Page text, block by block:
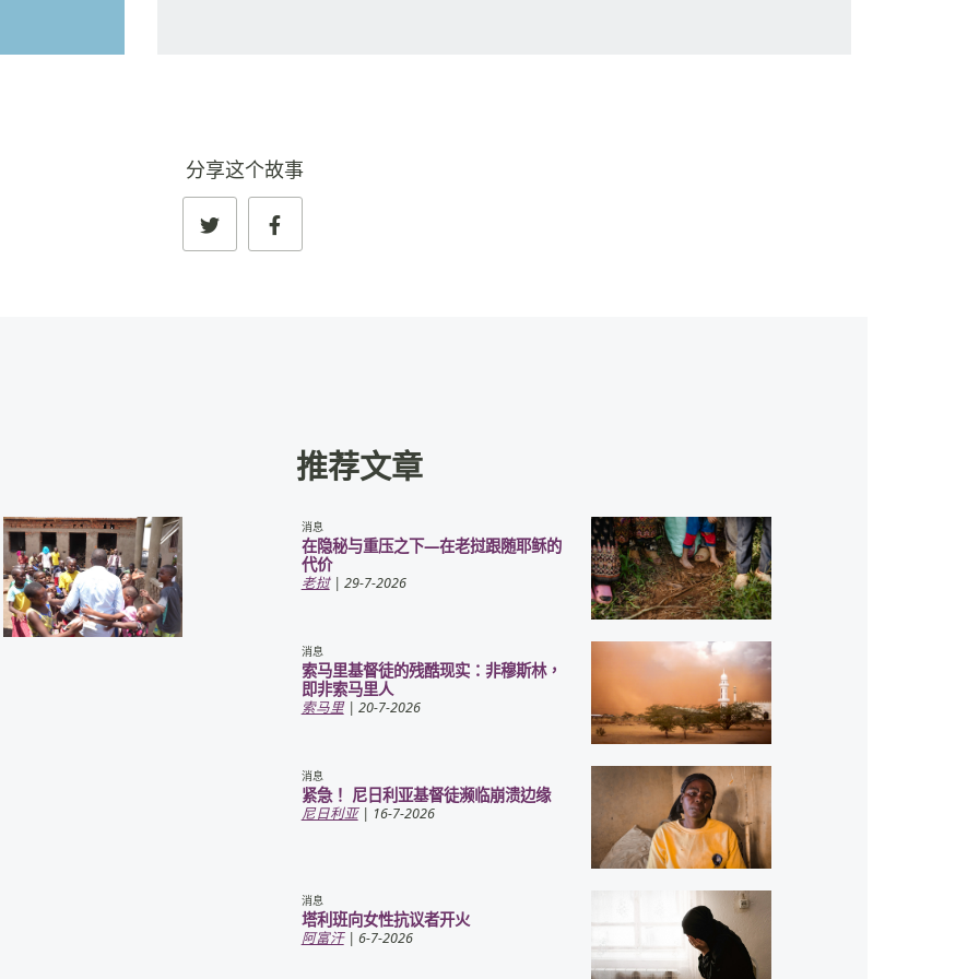
分享这个故事
推荐文章
消息
在隐秘与重压之下—在老挝跟随耶稣的
代价
老挝| 29-7-2026
消息
索马里基督徒的残酷现实：非穆斯林，
即非索马里人
索马里| 20-7-2026
消息
紧急！ 尼日利亚基督徒濒临崩溃边缘
尼日利亚| 16-7-2026
消息
塔利班向女性抗议者开火
阿富汗| 6-7-2026